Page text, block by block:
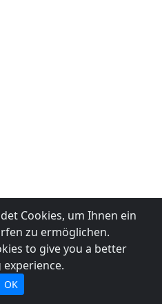
Cookies, um Ihnen ein
zu ermöglichen.
to give you a better
OK